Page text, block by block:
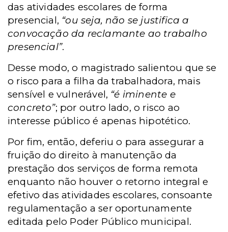
das atividades escolares de forma
presencial, “ou seja, não se justifica a
convocação da reclamante ao trabalho
presencial”.
Desse modo, o magistrado salientou que se
o risco para a filha da trabalhadora, mais
sensível e vulnerável, “é iminente e
concreto”; por outro lado, o risco ao
interesse público é apenas hipotético.
Por fim, então, deferiu o para assegurar a
fruição do direito à manutenção da
prestação dos serviços de forma remota
enquanto não houver o retorno integral e
efetivo das atividades escolares, consoante
regulamentação a ser oportunamente
editada pelo Poder Público municipal.